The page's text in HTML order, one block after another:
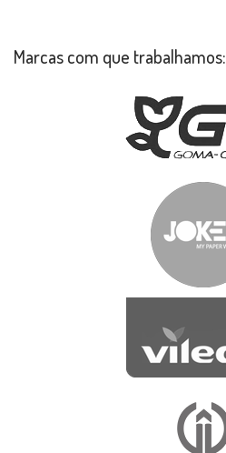
Marcas com que trabalhamos: